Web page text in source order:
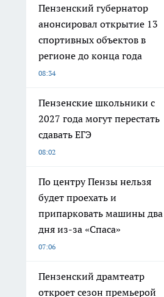
Пензенский губернатор
анонсировал открытие 13
спортивных объектов в
регионе до конца года
08:34
Пензенские школьники с
2027 года могут перестать
сдавать ЕГЭ
08:02
По центру Пензы нельзя
будет проехать и
припарковать машины два
дня из-за «Спаса»
07:06
Пензенский драмтеатр
откроет сезон премьерой